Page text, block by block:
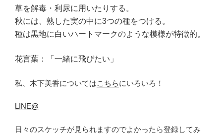
草を解毒・利尿に用いたりする。
秋には、熟した実の中に3つの種をつける。
種は黒地に白いハートマークのような模様が特徴的。
花言葉：「一緒に飛びたい」
私、木下美香についてはこちらにいろいろ！
LINE@
日々のスケッチが見られますのでよかったら登録してみ